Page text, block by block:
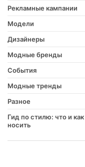
Рекламные кампании
Модели
Дизайнеры
Модные бренды
События
Модные тренды
Разное
Гид по стилю: что и как
носить